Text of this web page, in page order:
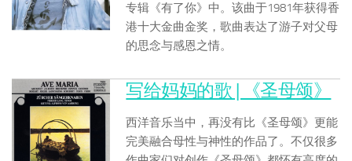
专辑《有了你》中。该曲于1981年获得香
港十大金曲金奖，歌曲表达了游子对父母
的思念与感恩之情。
写给妈妈的歌 | 《圣母颂》
西洋音乐当中，再没有比《圣母颂》更能
完美融合母性与神性的作品了。不仅很多